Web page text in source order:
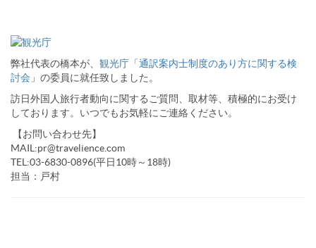
弊社代表の橋本が、 観光庁「通訳案内士制度のあり方に関する検
討会 」の委員に就任致しました。
訪日外国人旅行者動向に関するご質問、取材等、積極的にお受け
しております。いつでもお気軽にご連絡ください。
【お問い合わせ先】
MAIL:pr@travelience.com
TEL:03-6830-0896(平日10時～18時)
担当：戸村